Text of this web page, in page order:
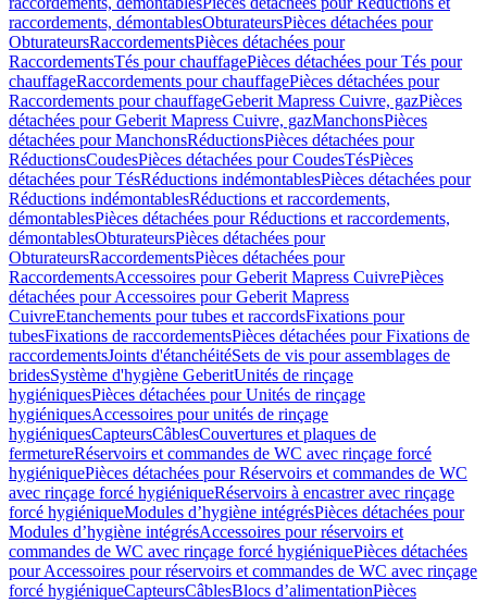
raccordements, démontablesObturateursPièces détachées pour
ObturateursRaccordementsPièces détachées pour
RaccordementsTés pour chauffagePièces détachées pour Tés pour
chauffageRaccordements pour chauffagePièces détachées pour
Raccordements pour chauffageGeberit Mapress Cuivre, gazPièces
détachées pour Geberit Mapress Cuivre, gazManchonsPièces
détachées pour ManchonsRéductionsPièces détachées pour
RéductionsCoudesPièces détachées pour CoudesTésPièces
détachées pour TésRéductions indémontablesPièces détachées pour
Réductions indémontablesRéductions et raccordements,
démontablesPièces détachées pour Réductions et raccordements,
démontablesObturateursPièces détachées pour
ObturateursRaccordementsPièces détachées pour
RaccordementsAccessoires pour Geberit Mapress CuivrePièces
détachées pour Accessoires pour Geberit Mapress
CuivreEtanchements pour tubes et raccordsFixations pour
tubesFixations de raccordementsPièces détachées pour Fixations de
raccordementsJoints d'étanchéitéSets de vis pour assemblages de
bridesSystème d'hygiène GeberitUnités de rinçage
hygiéniquesPièces détachées pour Unités de rinçage
hygiéniquesAccessoires pour unités de rinçage
hygiéniquesCapteursCâblesCouvertures et plaques de
fermetureRéservoirs et commandes de WC avec rinçage forcé
hygiéniquePièces détachées pour Réservoirs et commandes de WC
avec rinçage forcé hygiéniqueRéservoirs à encastrer avec rinçage
forcé hygiéniqueModules d’hygiène intégrésPièces détachées pour
Modules d’hygiène intégrésAccessoires pour réservoirs et
commandes de WC avec rinçage forcé hygiéniquePièces détachées
pour Accessoires pour réservoirs et commandes de WC avec rinçage
forcé hygiéniqueCapteursCâblesBlocs d’alimentationPièces